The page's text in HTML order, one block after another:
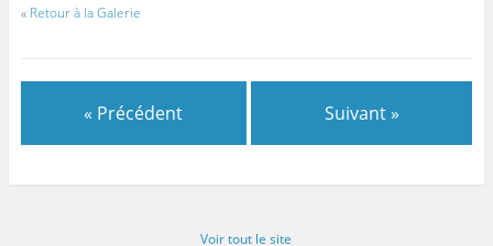
« Retour à la Galerie
« Précédent Suivant »
Voir tout le site